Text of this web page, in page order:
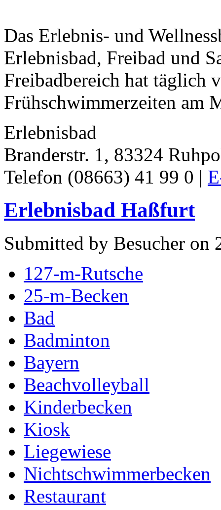
Das Erlebnis- und
Erlebnisbad, Freibad und
Freibadbereich hat täglich
Frühschwimmerzeiten am
Erlebnisbad
Branderstr. 1, 83324
Telefon (08663) 41 99 0 |
Erlebnisbad Haßfurt
Submitted by Besucher on
127-m-Rutsche
25-m-Becken
Bad
Badminton
Bayern
Beachvolleyball
Kinderbecken
Kiosk
Liegewiese
Nichtschwimmerbecken
Restaurant